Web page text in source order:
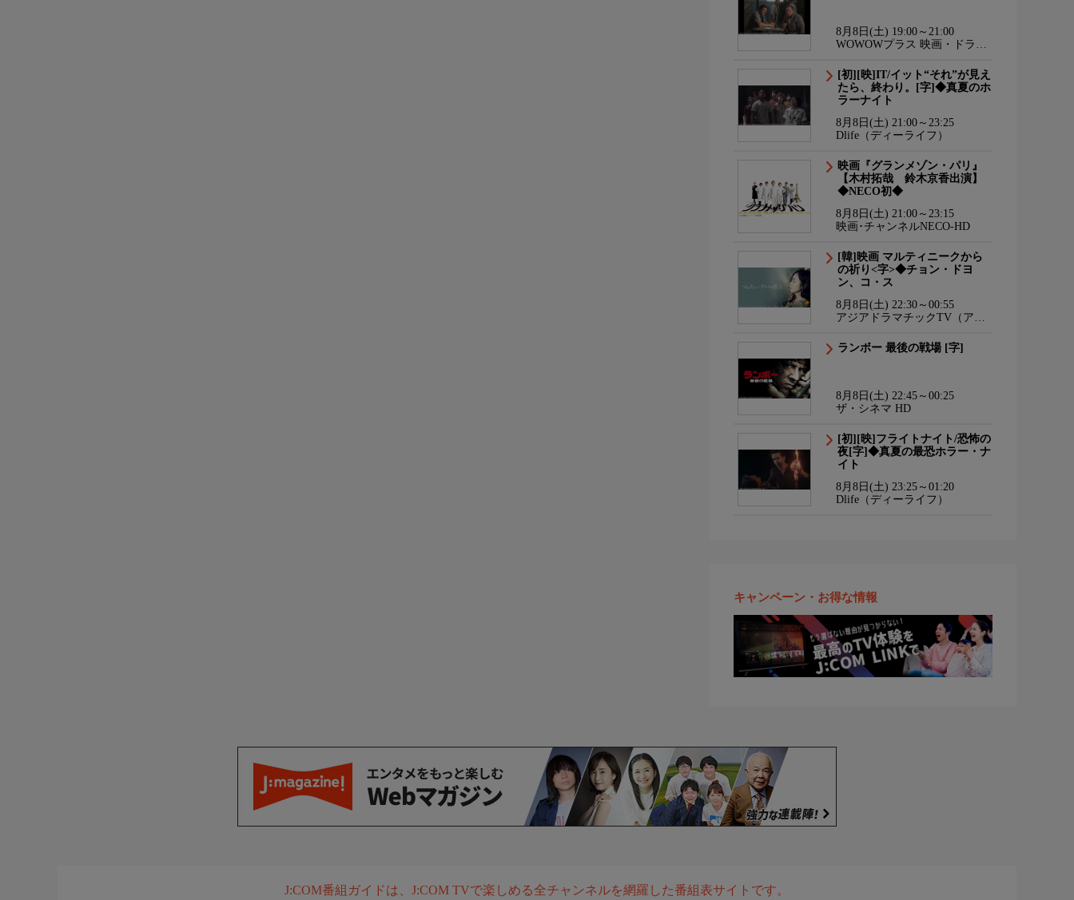
8月8日(土) 19:00～21:00
WOWOWプラス 映画・ドラ
[初][映]IT/イット“それ”が見え
たら、終わり。[字]◆真夏のホ
ラーナイト
8月8日(土) 21:00～23:25
Dlife（ディーライフ）
映画『グランメゾン・パリ』
【木村拓哉 鈴木京香出演】
◆NECO初◆
8月8日(土) 21:00～23:15
映画･チャンネルNECO-HD
[韓]映画 マルティニークから
の祈り<字>◆チョン・ドヨ
ン、コ・ス
8月8日(土) 22:30～00:55
アジアドラマチックTV（アジ
ランボー 最後の戦場 [字]
8月8日(土) 22:45～00:25
ザ・シネマ HD
[初][映]フライトナイト/恐怖の
夜[字]◆真夏の最恐ホラー・ナ
イト
8月8日(土) 23:25～01:20
Dlife（ディーライフ）
キャンペーン・お得な情報
J:COM番組ガイドは、J:COM TVで楽しめる全チャンネルを網羅した番組表サイトです。